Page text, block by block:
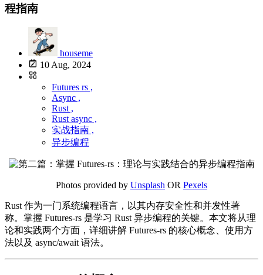
程指南
houseme
10 Aug, 2024
Futures rs ,
Async ,
Rust ,
Rust async ,
实战指南 ,
异步编程
Photos provided by Unsplash OR Pexels
Rust 作为一门系统编程语言，以其内存安全性和并发性著
称。掌握 Futures-rs 是学习 Rust 异步编程的关键。本文将从理
论和实践两个方面，详细讲解 Futures-rs 的核心概念、使用方
法以及 async/await 语法。